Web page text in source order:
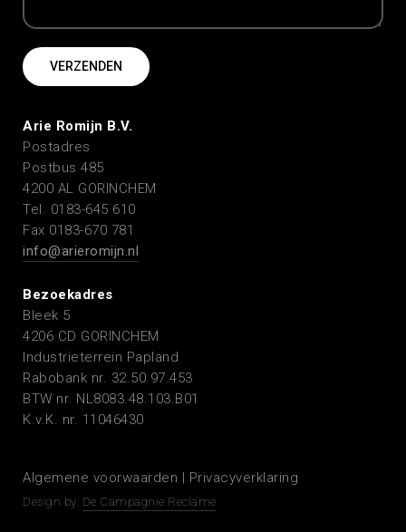
Arie Romijn B.V.
Postadres
Postbus 485
4200 AL GORINCHEM
Tel. 0183-645 610
Fax 0183-670 781
info@arieromijn.nl
Bezoekadres
Bleek 5
4206 CD GORINCHEM
Industrieterrein Papland
Rabobank nr. 32.50.97.453
BTW nr. NL8083.48.103.B01
K.v.K. nr. 11046430
Algemene voorwaarden | Privacyverklaring
Design by: De Campagnie Reclame